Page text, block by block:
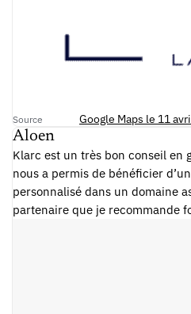
Source Google Maps le 11
Aloen
Klarc est un très bon conseil en
nous a permis de bénéficier
personnalisé dans un domaine
partenaire que je recommande